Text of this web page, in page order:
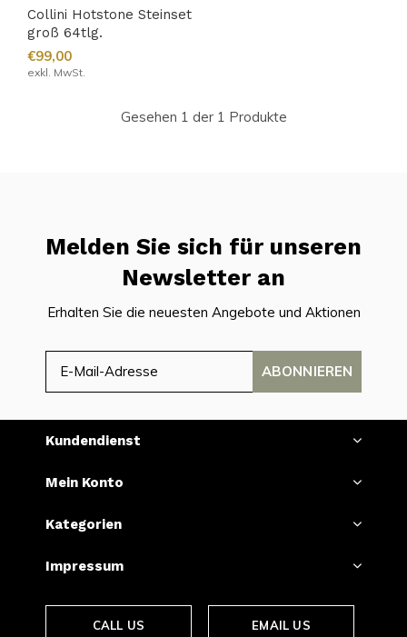
Collini Hotstone Steinset
groß 64tlg.
€99,00
exkl. MwSt.
Gesehen 1 der 1 Produkte
Melden Sie sich für unseren
Newsletter an
Erhalten Sie die neuesten Angebote und Aktionen
ABONNIEREN
Kundendienst
Mein Konto
Kategorien
Impressum
CALL US EMAIL US